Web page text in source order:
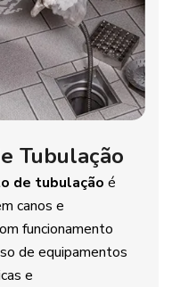
Tubulação
de tubulação é
canos e
funcionamento
de equipamentos
e